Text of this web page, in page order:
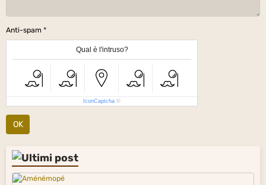
Anti-spam
Qual è l'intruso?
IconCaptcha ©
OK